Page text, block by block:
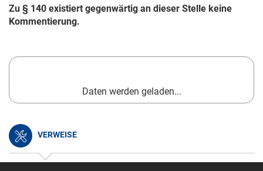
Zu § 140 existiert gegenwärtig an dieser Stelle keine
Kommentierung.
Daten werden geladen...
VERWEISE